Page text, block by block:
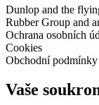
Dunlop and the
Rubber Group and
Ochrana osobních
Cookies
Obchodní podmínky
Vaše